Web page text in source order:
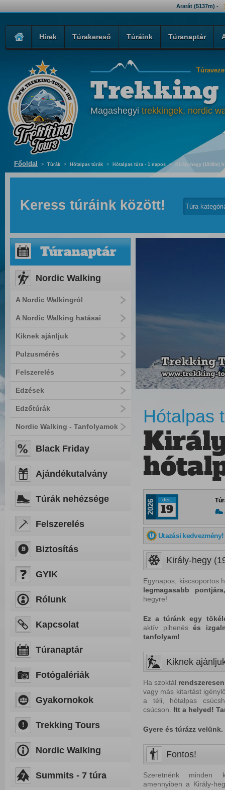
Ararát (5137m) -
Hírek Túrakereső Túráink Túranaptár
Trekking
Magashegyi trekkingek, nordic
Főoldal > Túrák > Hótalpas túrák > Hótalpas túra - 1 napos > Király-hegy (1948m)
Keress túráink között!
Túranaptár
Nordic Walking
A Nordic Walkingról
A Nordic Walking hatásai
Kiknek ajánljuk
Pulzusmérés
Felszerelés
Edzések
Edzőtúrák
Nordic Walking - Tanfolyamok
Black Friday
Ajándékutalvány
Túrák nehézsége
Felszerelés
Biztosítás
GYIK
Rólunk
Kapcsolat
Túranaptár
Fotógalériák
Gyakornokok
Trekking Tours
Nordic Walking
Summits - 7 túra
Hótalpas
2026 dec.
19
Utazási kedvezmény!
Király-hegy
Egynapos, kiscsoportos
legmagasabb pontjára,
hegyre!
Ez a túránk egy
aktív pihenésés
tanfolyam!
Kiknek
Ha szoktál rendszeresen
vagy más kitartást
a téli, hótalpas
csúcson. Itt a helyed!
Gyere és túrázz
Fontos!
Szeretnénk minden
amennyiben a Király-